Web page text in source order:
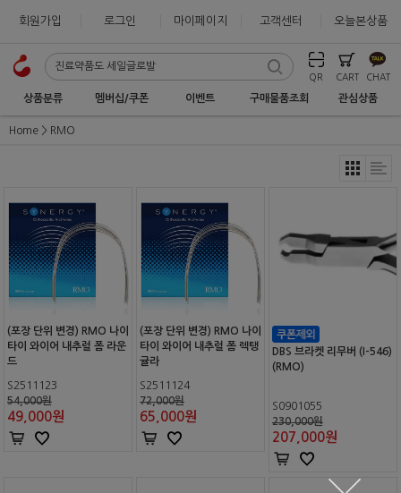
회원가입 로그인 마이페이지 고객센터 오늘본상품
QR CART CHAT
상품분류 멤버십/쿠폰 이벤트 구매물품조회 관심상품
Home RMO
(포장 단위 변경) RMO 나이
타이 와이어 내추럴 폼 라운
드
S2511123
54,000원
49,000원
(포장 단위 변경) RMO 나이
타이 와이어 내추럴 폼 렉탱
귤라
S2511124
72,000원
65,000원
DBS 브라켓 리무버 (I-546)
(RMO)
S0901055
230,000원
207,000원